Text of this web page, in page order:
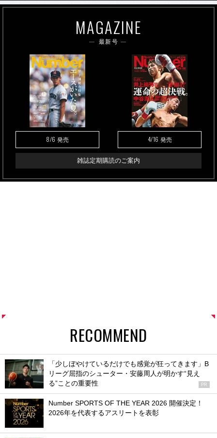
MAGAZINE
最新号
8/6 発売 4/16 発売
雑誌定期購読のご案内
RECOMMEND
「少しぼやけているだけでも感覚が狂ってきます」B
リーグ屈指のシューター・安藤周人が明かす“見え
る”ことの重要性
PR
Number SPORTS OF THE YEAR 2026 開催決定！
2026年を代表するアスリートを表彰